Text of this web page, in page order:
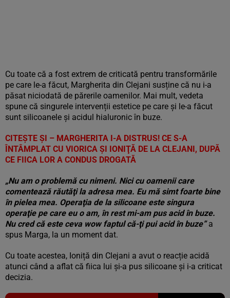
Cu toate că a fost extrem de criticată pentru transformările
pe care le-a făcut, Margherita din Clejani susține că nu i-a
păsat niciodată de părerile oamenilor. Mai mult, vedeta
spune că singurele intervenții estetice pe care și le-a făcut
sunt silicoanele și acidul hialuronic în buze.
CITEȘTE ȘI – MARGHERITA I-A DISTRUS! CE S-A
ÎNTÂMPLAT CU VIORICA ŞI IONIŢĂ DE LA CLEJANI, DUPĂ
CE FIICA LOR A CONDUS DROGATĂ
„Nu am o problemă cu nimeni. Nici cu oamenii care
comentează răutăţi la adresa mea. Eu mă simt foarte bine
în pielea mea. Operaţia de la silicoane este singura
operaţie pe care eu o am, în rest mi-am pus acid în buze.
Nu cred că este ceva wow faptul că-ţi pui acid în buze”a
spus Marga, la un moment dat.
Cu toate acestea, Ioniță din Clejani a avut o reacție acidă
atunci când a aflat că fiica lui și-a pus silicoane și i-a criticat
decizia.